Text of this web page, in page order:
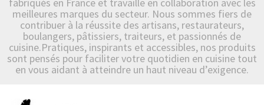
meilleures marques du secteur. Nous sommes fiers de
contribuer à la réussite des artisans, restaurateurs,
boulangers, pâtissiers, traiteurs, et passionnés de
cuisine.Pratiques, inspirants et accessibles, nos produits
sont pensés pour faciliter votre quotidien en cuisine tout
en vous aidant à atteindre un haut niveau d’exigence.